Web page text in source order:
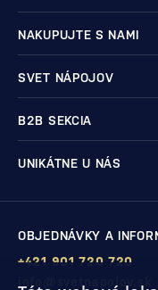
NAKUPUJTE S NAMI
SVET NÁPOJOV
B2B SEKCIA
UNIKÁTNE U NÁS
OBJEDNÁVKY A
+421 901 720 720